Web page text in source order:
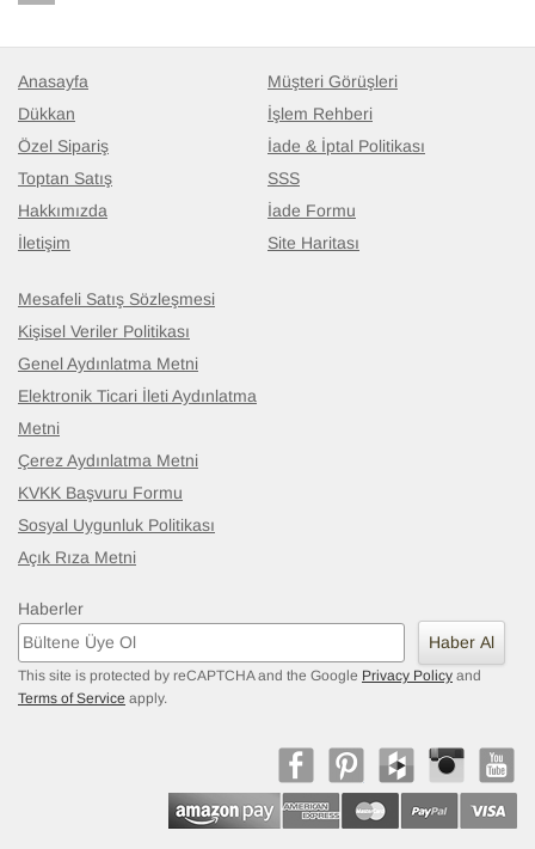
Vintage Anadolu Yolluk- K0075420
Anasayfa
Dükkan
Özel Sipariş
Toptan Satış
Hakkımızda
İletişim
Müşteri Görüşleri
İşlem Rehberi
İade & İptal Politikası
SSS
İade Formu
Site Haritası
Mesafeli Satış Sözleşmesi
Kişisel Veriler Politikası
Genel Aydınlatma Metni
Elektronik Ticari İleti Aydınlatma
Metni
Çerez Aydınlatma Metni
KVKK Başvuru Formu
Sosyal Uygunluk Politikası
Açık Rıza Metni
Haberler
Haber Al
This site is protected by reCAPTCHA and the Google Privacy Policy and
Terms of Service apply.